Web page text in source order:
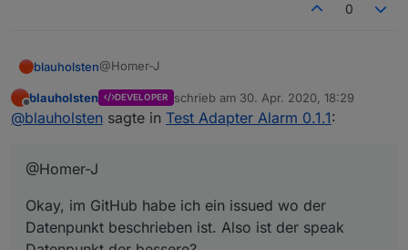
0
blauholsten@Homer-J
Okay, im GitHub habe ich ein issued wo der
Datenpunkt beschrieben ist. Also ist der speak
Offline
blauholsten DEVELOPER schrieb am 30. Apr. 2020, 18:29
zuletzt editiert von
@blauholsten sagte in Test Adapter Alarm 0.1.1:
@Homer-J
Okay, im GitHub habe ich ein issued wo der
Datenpunkt beschrieben ist. Also ist der speak